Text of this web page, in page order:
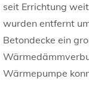
seit Errichtung
wurden entfernt
Betondecke ein
Wärmepumpe